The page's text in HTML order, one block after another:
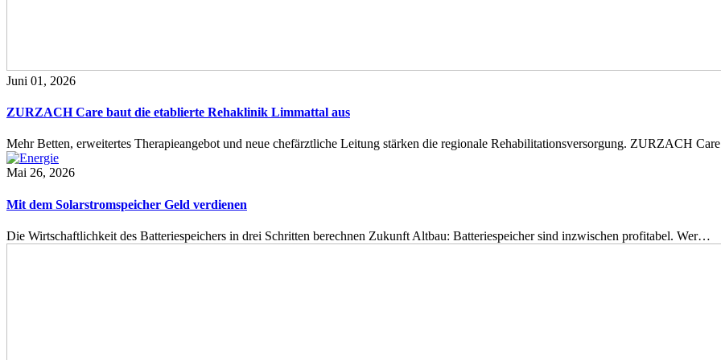
Juni 01, 2026
ZURZACH Care baut die etablierte Rehaklinik Limmattal aus
Mehr Betten, erweitertes Therapieangebot und neue chefärztliche Leitung stärken die regionale Rehabilitationsversorgung. ZURZACH
Mai 26, 2026
Mit dem Solarstromspeicher Geld verdienen
Die Wirtschaftlichkeit des Batteriespeichers in drei Schritten berechnen Zukunft Altbau: Batteriespeicher sind inzwischen profitabel. Wer…